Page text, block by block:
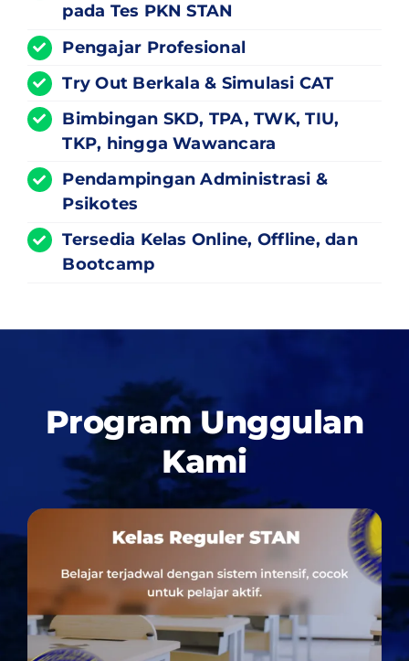
pada Tes PKN STAN
Pengajar Profesional
Try Out Berkala & Simulasi CAT
Bimbingan SKD, TPA, TWK, TIU,
TKP, hingga Wawancara
Pendampingan Administrasi &
Psikotes
Tersedia Kelas Online, Offline, dan
Bootcamp
Program Unggulan
Kami